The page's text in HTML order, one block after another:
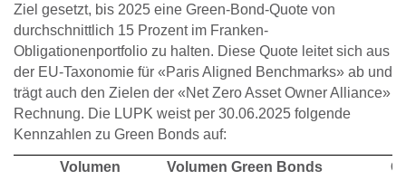
Ziel gesetzt, bis 2025 eine Green-Bond-Quote von
durchschnittlich 15 Prozent im Franken-
Obligationenportfolio zu halten. Diese Quote leitet sich aus
der EU-Taxonomie für «Paris Aligned Benchmarks» ab und
trägt auch den Zielen der «Net Zero Asset Owner Alliance»
Rechnung. Die LUPK weist per 30.06.2025 folgende
Kennzahlen zu Green Bonds auf:
Volumen
Volumen Green Bonds